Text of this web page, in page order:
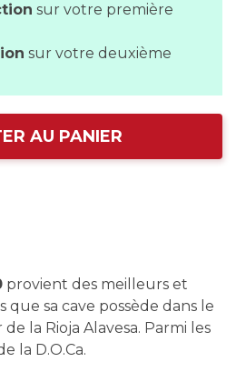
sur votre première
sur votre deuxième
AU PANIER
provient des meilleurs et
que sa cave possède dans le
la Rioja Alavesa. Parmi les
la D.O.Ca.